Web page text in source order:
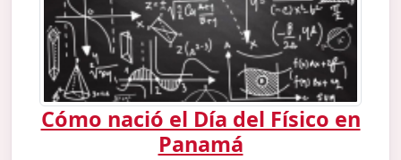
Cómo nació el Día del Físico en
Panamá